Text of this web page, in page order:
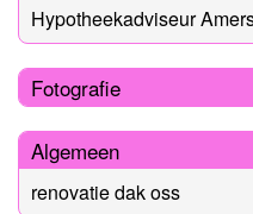
Hypotheekadviseur
Fotografie
Algemeen
renovatie dak oss